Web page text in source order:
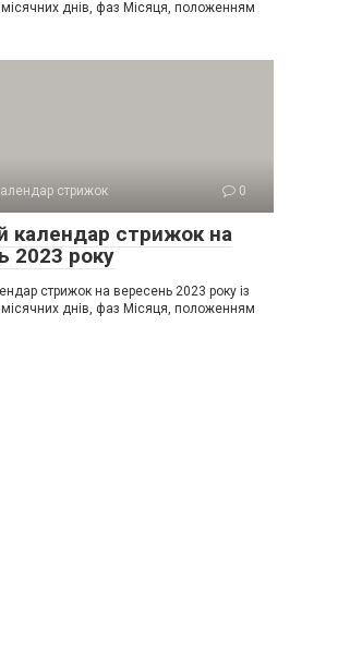
днів, фаз Місяця, положенням
стрижок 0
календар стрижок на
2023 року
стрижок на вересень 2023 року із
днів, фаз Місяця, положенням